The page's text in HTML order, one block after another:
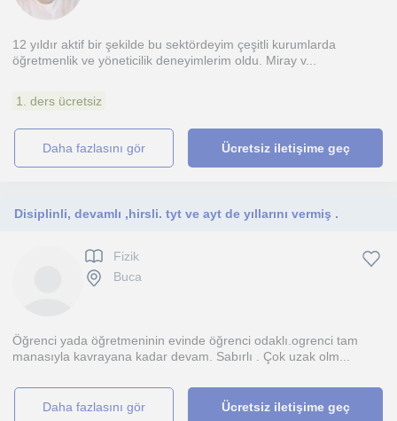
12 yıldır aktif bir şekilde bu sektördeyim çeşitli kurumlarda
öğretmenlik ve yöneticilik deneyimlerim oldu. Miray v...
1. ders ücretsiz
daha fazlasını gör Ücretsiz iletişime geç
Disiplinli, devamlı ,hirsli. tyt ve ayt de yıllarını vermiş .
Fizik
Buca
Öğrenci yada öğretmeninin evinde öğrenci odaklı.ogrenci tam
manasıyla kavrayana kadar devam. Sabırlı . Çok uzak olm...
daha fazlasını gör Ücretsiz iletişime geç